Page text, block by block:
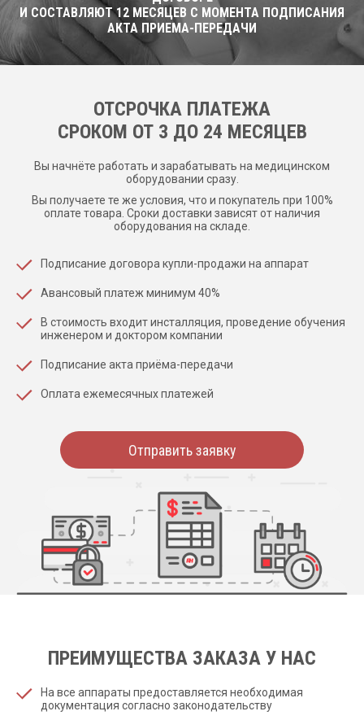
И СОСТАВЛЯЮТ 12 МЕСЯЦЕВ С МОМЕНТА ПОДПИСАНИЯ
АКТА ПРИЕМА-ПЕРЕДАЧИ
ОТСРОЧКА ПЛАТЕЖА
CРОКОМ ОТ 3 ДО 24 МЕСЯЦЕВ
Вы начнёте работать и зарабатывать на медицинском
оборудовании сразу.
Вы получаете те же условия, что и покупатель при 100%
оплате товара. Сроки доставки зависят от наличия
оборудования на складе.
Подписание договора купли-продажи на аппарат
Авансовый платеж минимум 40%
В стоимость входит инсталляция, проведение обучения
инженером и доктором компании
Подписание акта приёма-передачи
Оплата ежемесячных платежей
Отправить заявку
ПРЕИМУЩЕСТВА ЗАКАЗА У НАС
На все аппараты предоставляется необходимая
документация согласно законодательству